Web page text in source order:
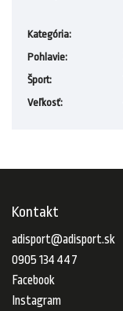
Kategória:
Pohlavie:
Šport:
Veľkosť:
Kontakt
adisport@adisport.sk
0905 134 447
Facebook
Instagram